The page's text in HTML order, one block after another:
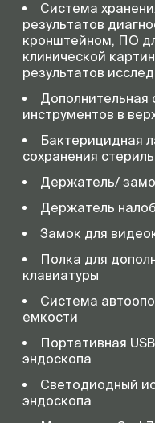
Система
результатов
кронштейном, ПО
клинической
результатов
Дополнительная
инструментов в
Бактерицидная
сохранения
Держатель/
Держатель
Замок для
Полка для
клавиатуры
Система
емкости
Портативная
эндоскопа
Светодиодный
эндоскопа